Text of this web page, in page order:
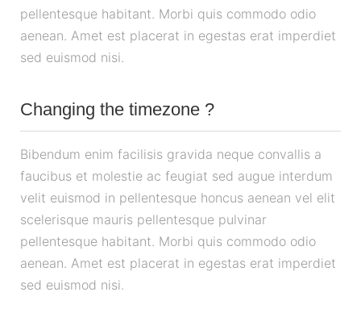
pellentesque habitant. Morbi quis commodo odio
aenean. Amet est placerat in egestas erat imperdiet
sed euismod nisi.
Changing the timezone ?
Bibendum enim facilisis gravida neque convallis a
faucibus et molestie ac feugiat sed augue interdum
velit euismod in pellentesque honcus aenean vel elit
scelerisque mauris pellentesque pulvinar
pellentesque habitant. Morbi quis commodo odio
aenean. Amet est placerat in egestas erat imperdiet
sed euismod nisi.